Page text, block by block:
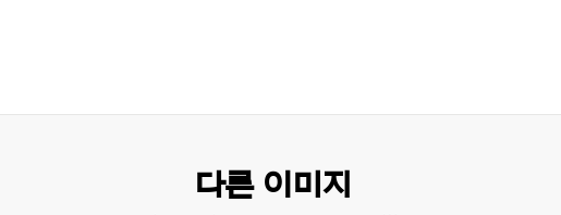
다른 이미지